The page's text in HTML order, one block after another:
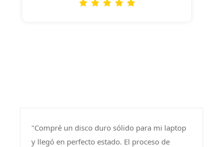
"Compré un disco duro sólido para mi laptop
y llegó en perfecto estado. El proceso de